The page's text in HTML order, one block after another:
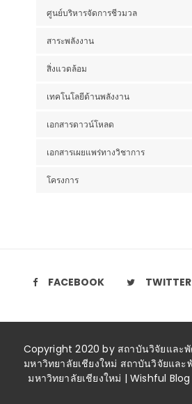
ศูนย์บริหารจัดการชีวมวล
สาระพลังงาน
สิ่งแวดล้อม
เทคโนโลยีด้านพลังงาน
เอกสารดาวน์โหลด
เอกสารเผยแพร่ทางวิชาการ
โครงการ
FACEBOOK TWITTER
Copyright 2020 by สถาบันวิจัยและ
มหาวิทยาลัยเชียงใหม่ สถาบันวิจัยแล
มหาวิทยาลัยเชียงใหม่ | Wishful